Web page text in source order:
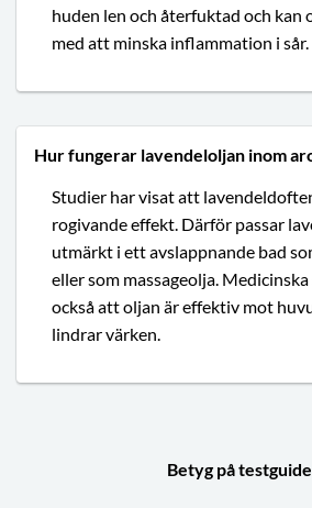
huden len och återfuktad och kan
med att minska inflammation i sår.
Hur fungerar lavendeloljan inom
Studier har visat att
rogivande effekt. Därför passar
utmärkt i ett avslappnande bad
eller som massageolja.
också att oljan är effektiv mot
lindrar värken.
Betyg på